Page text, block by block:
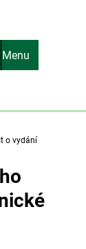
Menu
o vydání